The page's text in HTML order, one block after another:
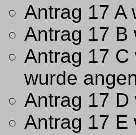
Antrag 17 A
Antrag 17 B
Antrag 17
wurde
Antrag 17
Antrag 17 E